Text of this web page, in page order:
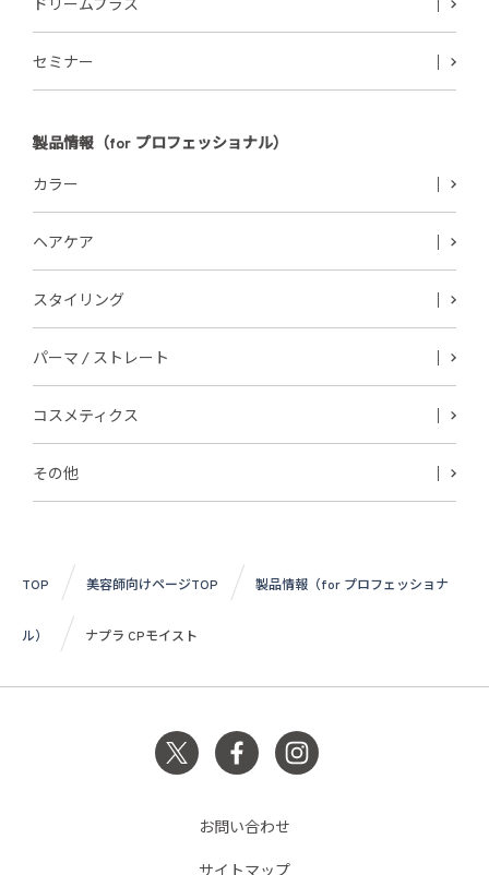
ドリームプラス
セミナー
製品情報（for プロフェッショナル）
カラー
ヘアケア
スタイリング
パーマ / ストレート
コスメティクス
その他
TOP 美容師向けページTOP 製品情報（for プロフェッショナ
ル） ナプラ CPモイスト
お問い合わせ